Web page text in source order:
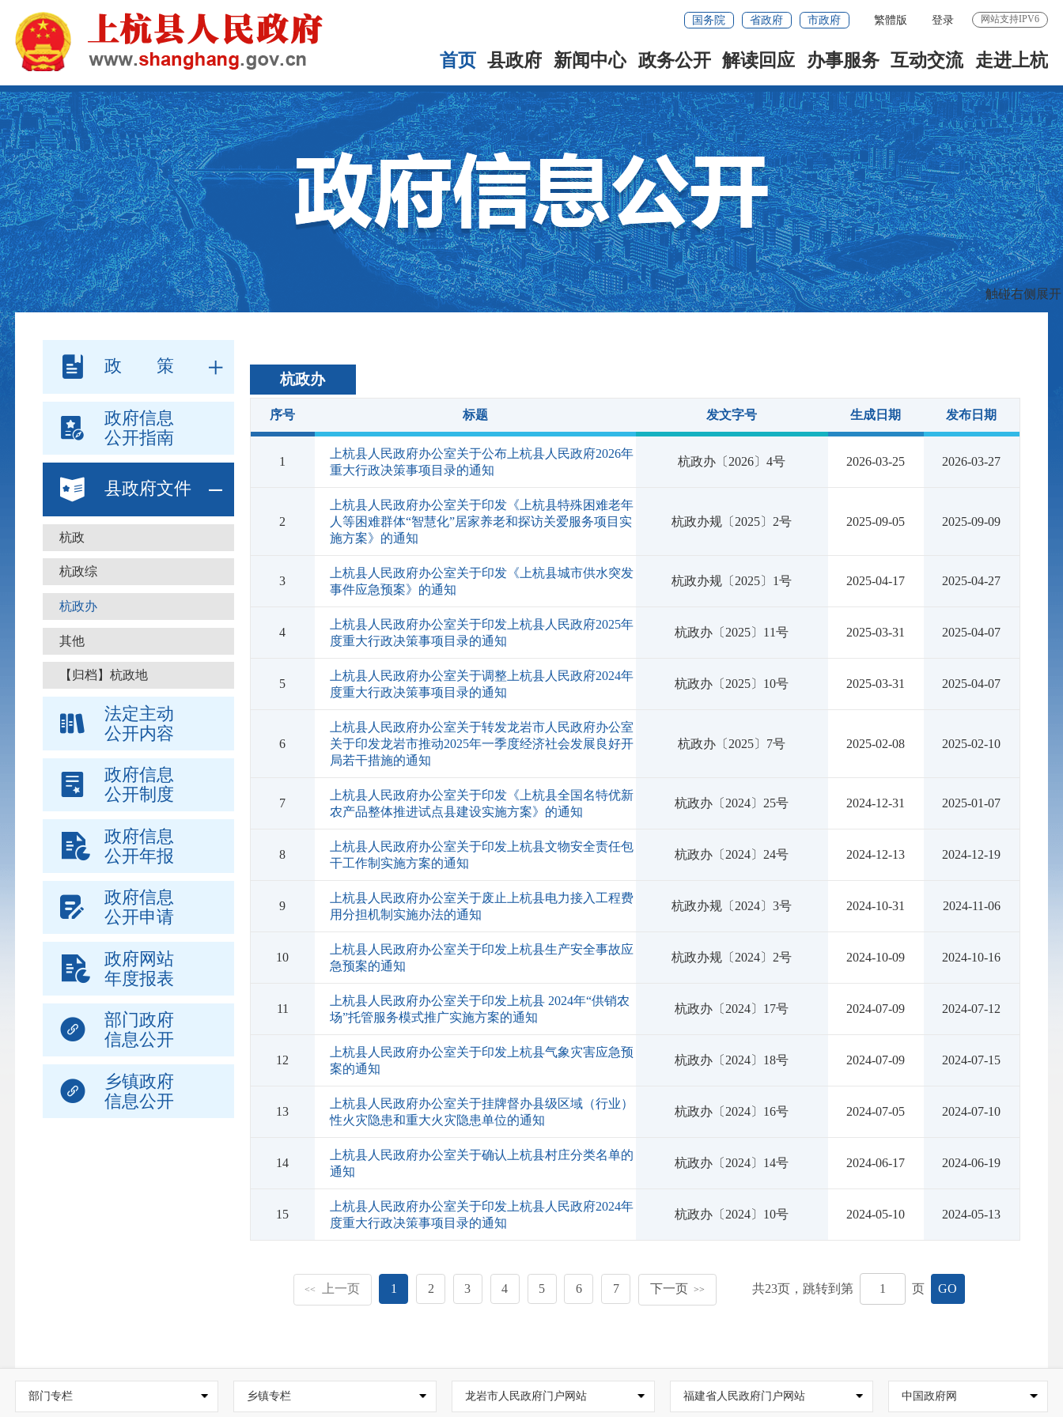
国务院 省政府 市政府 繁體版 登录 网站支持IPV6
首页 县政府 新闻中心 政务公开 解读回应 办事服务 互动交流 走进上杭
政 策
政府信息
公开指南
县政府文件
杭政
杭政综
杭政办
其他
【归档】杭政地
法定主动
公开内容
政府信息
公开制度
政府信息
公开年报
政府信息
公开申请
政府网站
年度报表
部门政府
信息公开
乡镇政府
信息公开
杭政办
序号 标题 发文字号 生成日期 发布日期
1
上杭县人民政府办公室关于公布上杭县人民政府2026年
重大行政决策事项目录的通知
杭政办〔2026〕4号 2026-03-25 2026-03-27
2
上杭县人民政府办公室关于印发《上杭县特殊困难老年
人等困难群体“智慧化”居家养老和探访关爱服务项目实
施方案》的通知
杭政办规〔2025〕2号 2025-09-05 2025-09-09
3
上杭县人民政府办公室关于印发《上杭县城市供水突发
事件应急预案》的通知
杭政办规〔2025〕1号 2025-04-17 2025-04-27
4
上杭县人民政府办公室关于印发上杭县人民政府2025年
度重大行政决策事项目录的通知
杭政办〔2025〕11号 2025-03-31 2025-04-07
5
上杭县人民政府办公室关于调整上杭县人民政府2024年
度重大行政决策事项目录的通知
杭政办〔2025〕10号 2025-03-31 2025-04-07
6
上杭县人民政府办公室关于转发龙岩市人民政府办公室
关于印发龙岩市推动2025年一季度经济社会发展良好开
局若干措施的通知
杭政办〔2025〕7号 2025-02-08 2025-02-10
7
上杭县人民政府办公室关于印发《上杭县全国名特优新
农产品整体推进试点县建设实施方案》的通知
杭政办〔2024〕25号 2024-12-31 2025-01-07
8
上杭县人民政府办公室关于印发上杭县文物安全责任包
干工作制实施方案的通知
杭政办〔2024〕24号 2024-12-13 2024-12-19
9
上杭县人民政府办公室关于废止上杭县电力接入工程费
用分担机制实施办法的通知
杭政办规〔2024〕3号 2024-10-31 2024-11-06
10
上杭县人民政府办公室关于印发上杭县生产安全事故应
急预案的通知
杭政办规〔2024〕2号 2024-10-09 2024-10-16
11
上杭县人民政府办公室关于印发上杭县 2024年“供销农
场”托管服务模式推广实施方案的通知
杭政办〔2024〕17号 2024-07-09 2024-07-12
12
上杭县人民政府办公室关于印发上杭县气象灾害应急预
案的通知
杭政办〔2024〕18号 2024-07-09 2024-07-15
13
上杭县人民政府办公室关于挂牌督办县级区域（行业）
性火灾隐患和重大火灾隐患单位的通知
杭政办〔2024〕16号 2024-07-05 2024-07-10
14
上杭县人民政府办公室关于确认上杭县村庄分类名单的
通知
杭政办〔2024〕14号 2024-06-17 2024-06-19
15
上杭县人民政府办公室关于印发上杭县人民政府2024年
度重大行政决策事项目录的通知
杭政办〔2024〕10号 2024-05-10 2024-05-13
<< 上一页 1 2 3 4 5 6 7 下一页 >> 共23页，跳转到第 页 GO
部门专栏 乡镇专栏 龙岩市人民政府门户网站 福建省人民政府门户网站 中国政府网
触碰右侧展开